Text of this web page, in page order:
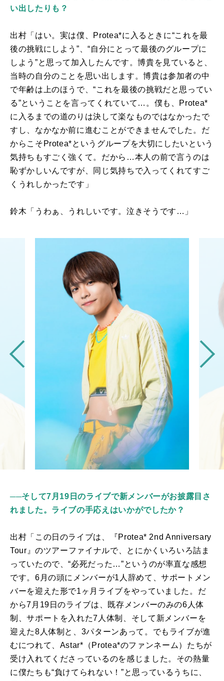
い出したりも？
出村「はい。実は僕、Protea*に入るときに“これを最
後の挑戦にしよう”、“自分にとって最後のグループに
しよう”と思って加入したんです。博貴を見ていると、
当時の自分のことを思い出します。博貴は参加者の中
で年齢は上のほうで、“これを最後の挑戦だと思ってい
る”ということを言ってくれていて…。僕も、Protea*
に入るまでの道のりは決して楽なものではなかったで
すし、なかなか前に進むことができませんでした。だ
からこそProtea*というグループを大切にしたいという
気持ちもすごく強くて。だから…本人の前で言うのは
恥ずかしいんですが、同じ気持ちで入ってくれてすご
くうれしかったです」
鈴木「うわぁ、うれしいです。泣きそうです…」
──そして7月19日のライブで新メンバーがお披露目さ
れました。ライブの手応えはいかがでしたか？
出村「この日のライブは、『Protea* 2nd Anniversary
Tour 』のツアーファイナルで、とにかくいろいろ詰ま
っていたので、“必死だった…”というのが率直な感想
です。 6 月の頭にメンバーが1人辞めて、サポートメン
バーを迎えた形で1ヶ月ライブをやっていました。だ
から7 月 19 日のライブは、既存メンバーのみの6人体
制、サポートを入れた7人体制、そして新メンバーを
迎えた8人体制と、3パターンあって。でもライブが進
むにつれて、 Astar* （ Protea*のファンネーム）たちが
受け入れてくださっているのを感じました。その熱量
に僕たちも“負けてられない！”と思っているうちに、